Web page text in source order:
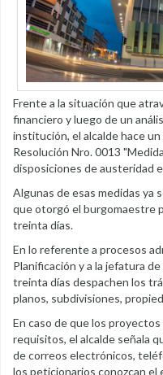
Frente a la situación que
financiero y luego de un
institución, el alcalde hace
Resolución Nro. 0013
disposiciones de austeridad
Algunas de esas medidas ya
que otorgó el burgomaestre
treinta días.
En lo referente a procesos
Planificación y a la jefatura
treinta días despachen los
planos, subdivisiones,
En caso de que los
requisitos, el alcalde señala
de correos electrónicos,
los peticionarios conozcan